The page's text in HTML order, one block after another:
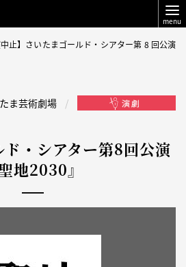
menu
中止】さいたまゴールド・シアター第 8 回公演
ま芸術劇場
・シアター第8回公演
聖地2030』